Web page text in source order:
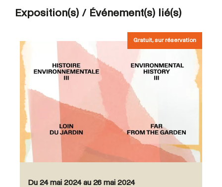
Exposition(s) / Événement(s) lié(s)
Gratuit, sur réservation
Du 24 mai 2024 au 26 mai 2024